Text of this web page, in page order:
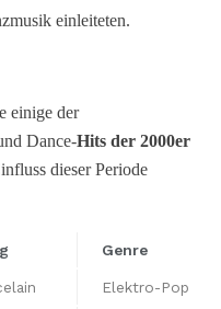
einleiteten.
einige der
Dance-Hits der 2000er
dieser Periode
Genre
Elektro-Pop